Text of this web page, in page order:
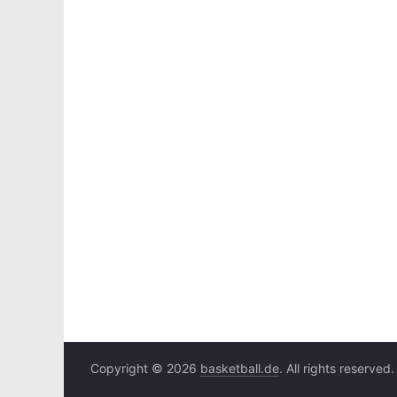
Copyright © 2026 basketball.de. All rights reserved.